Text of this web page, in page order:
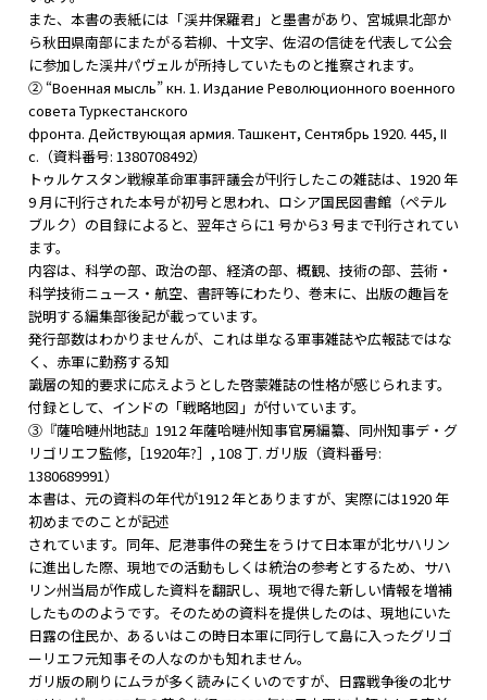
また、本書の表紙には「渓井保羅君」と墨書があり、宮城県北部か
ら秋田県南部にまたがる若柳、十文字、佐沼の信徒を代表して公会
に参加した渓井パヴェルが所持していたものと推察されます。
② “Военная мысль” кн. 1. Издание Революционного военного
совета Туркестанского
фронта. Действующая армия. Ташкент, Сентябрь 1920. 445, II
с.（資料番号: 1380708492）
トゥルケスタン戦線革命軍事評議会が刊行したこの雑誌は、1920 年
9 月に刊行された本号が初号と思われ、ロシア国民図書館（ペテル
ブルク）の目録によると、翌年さらに1 号から3 号まで刊行されてい
ます。
内容は、科学の部、政治の部、経済の部、概観、技術の部、芸術・
科学技術ニュース・航空、書評等にわたり、巻末に、出版の趣旨を
説明する編集部後記が載っています。
発行部数はわかりませんが、これは単なる軍事雑誌や広報誌ではな
く、赤軍に勤務する知
識層の知的要求に応えようとした啓蒙雑誌の性格が感じられます。
付録として、インドの「戦略地図」が付いています。
③『薩哈嗹州地誌』1912 年薩哈嗹州知事官房編纂、同州知事デ・グ
リゴリエフ監修,［1920年?］, 108 丁. ガリ版（資料番号:
1380689991）
本書は、元の資料の年代が1912 年とありますが、実際には1920 年
初めまでのことが記述
されています。同年、尼港事件の発生をうけて日本軍が北サハリン
に進出した際、現地での活動もしくは統治の参考とするため、サハ
リン州当局が作成した資料を翻訳し、現地で得た新しい情報を増補
したもののようです。そのための資料を提供したのは、現地にいた
日露の住民か、あるいはこの時日本軍に同行して島に入ったグリゴ
ーリエフ元知事その人なのかも知れません。
ガリ版の刷りにムラが多く読みにくいのですが、日露戦争後の北サ